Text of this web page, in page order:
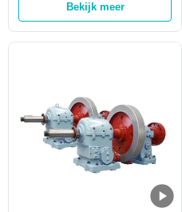
Machtsgenerator 2000kw
0,8
Bekijk meer